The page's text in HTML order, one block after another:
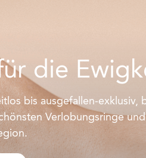
die
bis ausgefallen-exklusiv,
Verlobungsringe und